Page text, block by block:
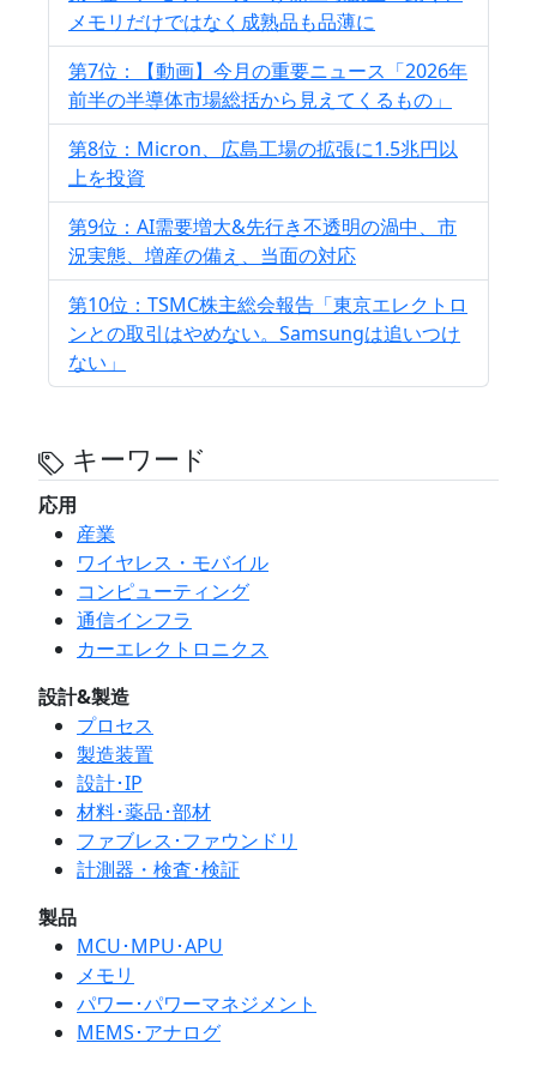
メモリだけではなく成熟品も品薄に
第7位：【動画】今月の重要ニュース「2026年
前半の半導体市場総括から見えてくるもの」
第8位：Micron、広島工場の拡張に1.5兆円以
上を投資
第9位：AI需要増大&先行き不透明の渦中、市
況実態、増産の備え、当面の対応
第10位：TSMC株主総会報告「東京エレクトロ
ンとの取引はやめない。Samsungは追いつけ
ない」
キーワード
応用
産業
ワイヤレス・モバイル
コンピューティング
通信インフラ
カーエレクトロニクス
設計&製造
プロセス
製造装置
設計･IP
材料･薬品･部材
ファブレス･ファウンドリ
計測器・検査･検証
製品
MCU･MPU･APU
メモリ
パワー･パワーマネジメント
MEMS･アナログ